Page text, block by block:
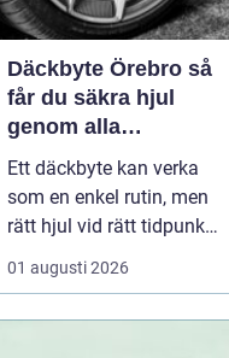
Däckbyte Örebro så
får du säkra hjul
genom alla
säsonger
Ett däckbyte kan verka
som en enkel rutin, men
rätt hjul vid rätt tidpunkt
är avgörande för både
säkerhet, komfort och
01 augusti 2026